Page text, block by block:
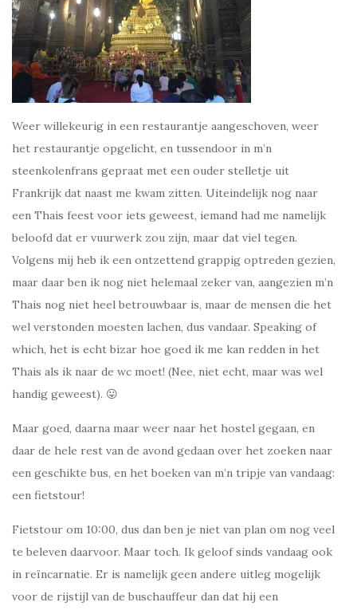
Weer willekeurig in een restaurantje aangeschoven, weer
het restaurantje opgelicht, en tussendoor in m’n
steenkolenfrans gepraat met een ouder stelletje uit
Frankrijk dat naast me kwam zitten. Uiteindelijk nog naar
een Thais feest voor iets geweest, iemand had me namelijk
beloofd dat er vuurwerk zou zijn, maar dat viel tegen.
Volgens mij heb ik een ontzettend grappig optreden gezien,
maar daar ben ik nog niet helemaal zeker van, aangezien m’n
Thais nog niet heel betrouwbaar is, maar de mensen die het
wel verstonden moesten lachen, dus vandaar. Speaking of
which, het is echt bizar hoe goed ik me kan redden in het
Thais als ik naar de wc moet! (Nee, niet echt, maar was wel
handig geweest). 😛
Maar goed, daarna maar weer naar het hostel gegaan, en
daar de hele rest van de avond gedaan over het zoeken naar
een geschikte bus, en het boeken van m’n tripje van vandaag:
een fietstour!
Fietstour om 10:00, dus dan ben je niet van plan om nog veel
te beleven daarvoor. Maar toch. Ik geloof sinds vandaag ook
in reïncarnatie. Er is namelijk geen andere uitleg mogelijk
voor de rijstijl van de buschauffeur dan dat hij een